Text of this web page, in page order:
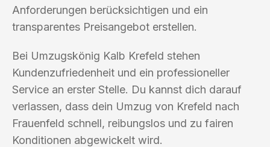
Anforderungen berücksichtigen und ein
transparentes Preisangebot erstellen.
Bei Umzugskönig Kalb Krefeld stehen
Kundenzufriedenheit und ein professioneller
Service an erster Stelle. Du kannst dich darauf
verlassen, dass dein Umzug von Krefeld nach
Frauenfeld schnell, reibungslos und zu fairen
Konditionen abgewickelt wird.